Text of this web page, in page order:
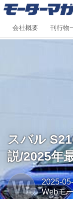
会社概要 刊行物
スバル
説/2025年
W
2025-
Webモ